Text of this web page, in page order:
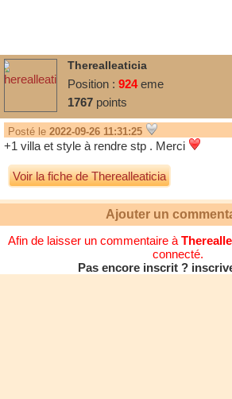
Therealleaticia
Position : 924eme
1767 points
Posté le 2022-09-26 11:31:25
+1 villa et style à rendre stp . Merci
Voir la fiche de Therealleaticia
Ajouter un
Afin de laisser un commentaire à
connecté.
Pas encore inscrit ?